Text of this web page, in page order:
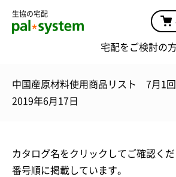
生協の宅配
宅配をご検討の方
中国産原材料使用商品リスト 7月1回
2019年6月17日
カタログ名をクリックしてご確認く
番号順に掲載しています。